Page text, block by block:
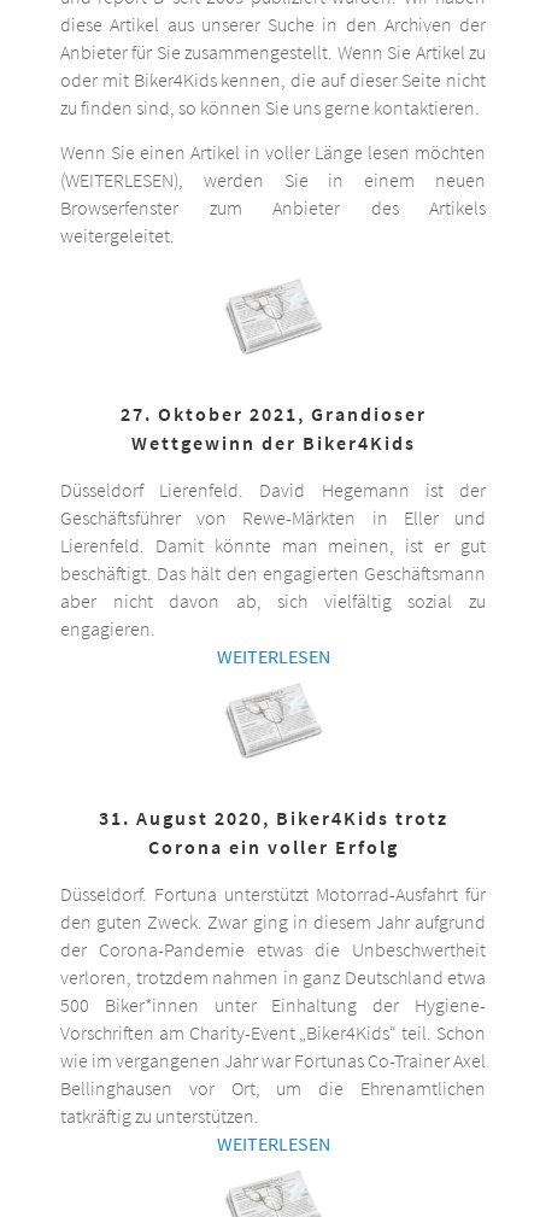
diese Artikel aus unserer Suche in den Archiven der
Anbieter für Sie zusammengestellt. Wenn Sie Artikel zu
oder mit Biker4Kids kennen, die auf dieser Seite nicht
zu finden sind, so können Sie uns gerne kontaktieren.
Wenn Sie einen Artikel in voller Länge lesen möchten
(WEITERLESEN), werden Sie in einem neuen
Browserfenster zum Anbieter des Artikels
weitergeleitet.
27. Oktober 2021, Grandioser
Wettgewinn der Biker4Kids
Düsseldorf Lierenfeld. David Hegemann ist der
Geschäftsführer von Rewe-Märkten in Eller und
Lierenfeld. Damit könnte man meinen, ist er gut
beschäftigt. Das hält den engagierten Geschäftsmann
aber nicht davon ab, sich vielfältig sozial zu
engagieren.
WEITERLESEN
31. August 2020, Biker4Kids trotz
Corona ein voller Erfolg
Düsseldorf. Fortuna unterstützt Motorrad-Ausfahrt für
den guten Zweck. Zwar ging in diesem Jahr aufgrund
der Corona-Pandemie etwas die Unbeschwertheit
verloren, trotzdem nahmen in ganz Deutschland etwa
500 Biker*innen unter Einhaltung der Hygiene-
Vorschriften am Charity-Event „Biker4Kids“ teil. Schon
wie im vergangenen Jahr war Fortunas Co-Trainer Axel
Bellinghausen vor Ort, um die Ehrenamtlichen
tatkräftig zu unterstützen.
WEITERLESEN